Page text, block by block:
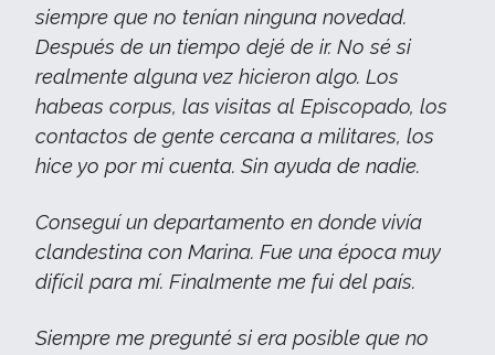
siempre que no tenían ninguna novedad.
Después de un tiempo dejé de ir. No sé si
realmente alguna vez hicieron algo. Los
habeas corpus, las visitas al Episcopado, los
contactos de gente cercana a militares, los
hice yo por mi cuenta. Sin ayuda de nadie.
Conseguí un departamento en donde vivía
clandestina con Marina. Fue una época muy
difícil para mí. Finalmente me fui del país.
Siempre me pregunté si era posible que no